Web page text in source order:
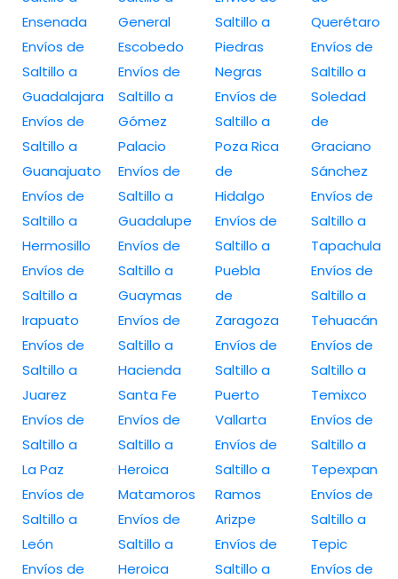
Ensenada
Envíos de
Saltillo a
Guadalajara
Envíos de
Saltillo a
Guanajuato
Envíos de
Saltillo a
Hermosillo
Envíos de
Saltillo a
Irapuato
Envíos de
Saltillo a
Juarez
Envíos de
Saltillo a
La Paz
Envíos de
Saltillo a
León
Envíos de
General
Escobedo
Envíos de
Saltillo a
Gómez
Palacio
Envíos de
Saltillo a
Guadalupe
Envíos de
Saltillo a
Guaymas
Envíos de
Saltillo a
Hacienda
Santa Fe
Envíos de
Saltillo a
Heroica
Matamoros
Envíos de
Saltillo a
Heroica
Saltillo a
Piedras
Negras
Envíos de
Saltillo a
Poza Rica
de
Hidalgo
Envíos de
Saltillo a
Puebla
de
Zaragoza
Envíos de
Saltillo a
Puerto
Vallarta
Envíos de
Saltillo a
Ramos
Arizpe
Envíos de
Saltillo a
Querétaro
Envíos de
Saltillo a
Soledad
de
Graciano
Sánchez
Envíos de
Saltillo a
Tapachula
Envíos de
Saltillo a
Tehuacán
Envíos de
Saltillo a
Temixco
Envíos de
Saltillo a
Tepexpan
Envíos de
Saltillo a
Tepic
Envíos de